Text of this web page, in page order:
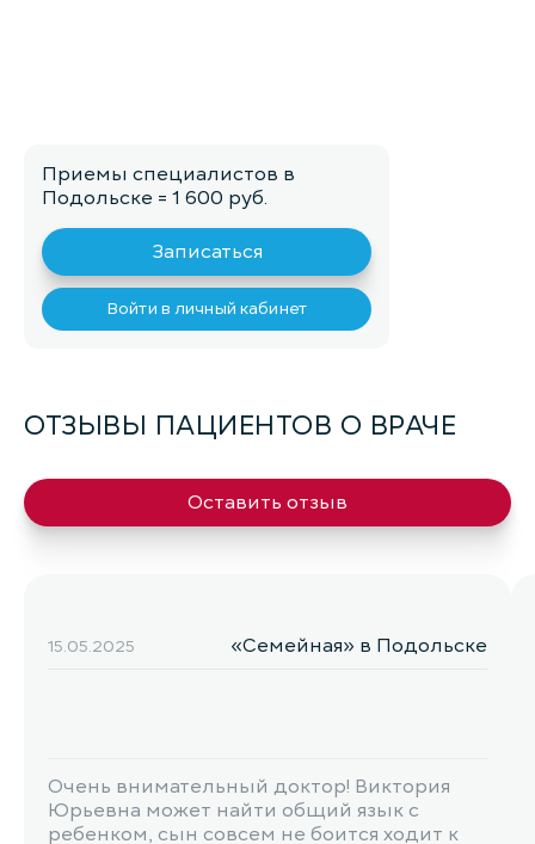
Приемы специалистов в
Подольске = 1 600 руб.
Записаться
Войти в личный кабинет
ОТЗЫВЫ ПАЦИЕНТОВ О ВРАЧЕ
Оставить отзыв
15.05.2025 «Семейная» в Подольске
Очень внимательный доктор! Виктория
Юрьевна может найти общий язык с
ребенком, сын совсем не боится ходит к